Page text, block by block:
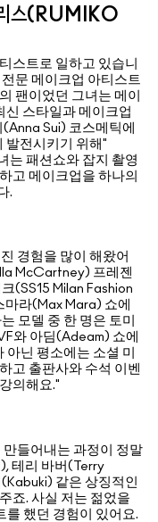
리스(RUMIKO
스트로 일하고 있습니
문 메이크업 아티스트
팬이었던 그녀는 메이
신 스타일과 메이크업
Sui) 코스메틱에
발전시키기 위해"
는 패션쇼와 잡지 촬영
고 메이크업을 하나의
.
경험을 많이 해왔어
McCartney) 프레젠
(SS15 Milan Fashion
라(Max Mara) 쇼에
모델 중 한 명은 토미
와 아딤(Adeam) 쇼에
닌 평소에는 소셜 미
고 출판사와 수석 이벤
의해요."
들어내는 과정이 정말
테리 바버(Terry
같은 상징적인
죠. 사실 저는 젊었을
했던 경험이 있어요.